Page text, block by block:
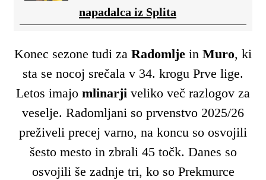
napadalca iz Splita
Konec sezone tudi za Radomlje in Muro, ki
sta se nocoj srečala v 34. krogu Prve lige.
Letos imajo mlinarji veliko več razlogov za
veselje. Radomljani so prvenstvo 2025/26
preživeli precej varno, na koncu so osvojili
šesto mesto in zbrali 45 točk. Danes so
osvojili še zadnje tri, ko so Prekmurce